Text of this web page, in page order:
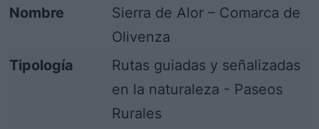
Nombre
Sierra de Alor – Comarca de
Olivenza
Tipología
Rutas guiadas y señalizadas
en la naturaleza - Paseos
Rurales